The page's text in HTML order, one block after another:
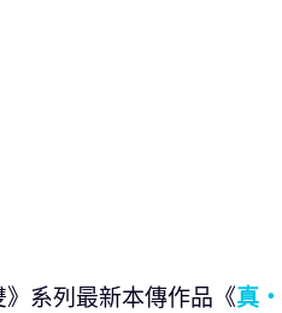
》系列最新本傳作品《真